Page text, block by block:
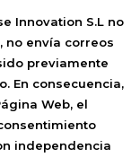
Innovation S.L no
no envía correos
previamente
En consecuencia,
Web, el
independencia